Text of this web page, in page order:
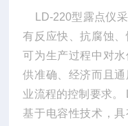
LD-220型露点仪
有反应快、抗腐蚀
可为生产过程中对
供准确、经济而且
业流程的控制要求。
基于电容性技术，具